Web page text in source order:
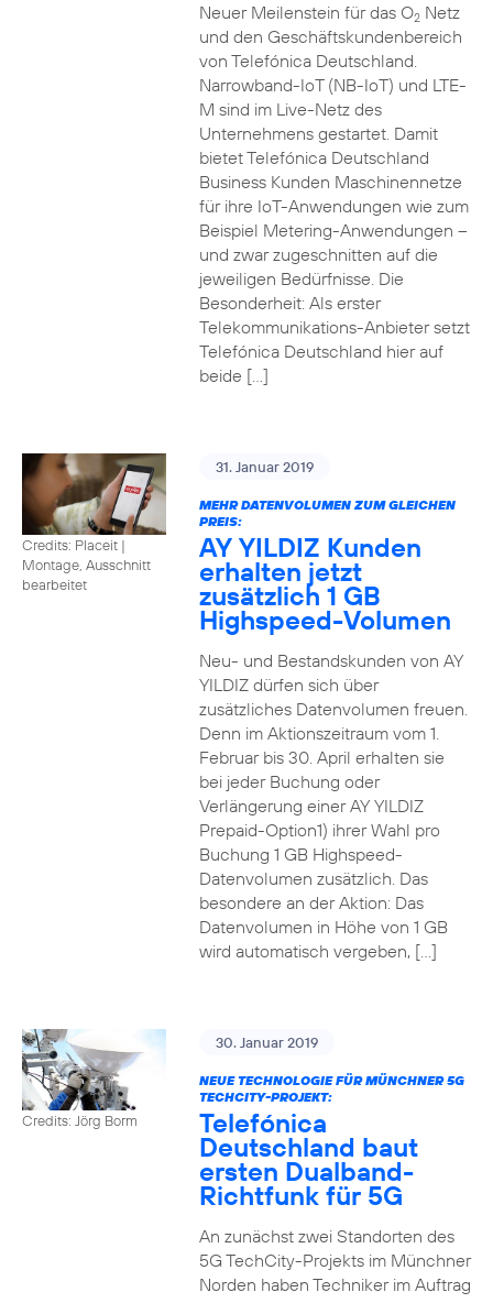
Neuer Meilenstein für das O2Netz
und den Geschäftskundenbereich
von Telefónica Deutschland.
Narrowband-IoT (NB-IoT) und LTE-
M sind im Live-Netz des
Unternehmens gestartet. Damit
bietet Telefónica Deutschland
Business Kunden Maschinennetze
für ihre IoT-Anwendungen wie zum
Beispiel Metering-Anwendungen –
und zwar zugeschnitten auf die
jeweiligen Bedürfnisse. Die
Besonderheit: Als erster
Telekommunikations-Anbieter setzt
Telefónica Deutschland hier auf
beide […]
Credits: Placeit |
Montage, Ausschnitt
bearbeitet
31. Januar 2019
MEHR DATENVOLUMEN ZUM GLEICHEN
PREIS:
AY YILDIZ Kunden
erhalten jetzt
zusätzlich 1 GB
Highspeed-Volumen
Neu- und Bestandskunden von AY
YILDIZ dürfen sich über
zusätzliches Datenvolumen freuen.
Denn im Aktionszeitraum vom 1.
Februar bis 30. April erhalten sie
bei jeder Buchung oder
Verlängerung einer AY YILDIZ
Prepaid-Option1) ihrer Wahl pro
Buchung 1 GB Highspeed-
Datenvolumen zusätzlich. Das
besondere an der Aktion: Das
Datenvolumen in Höhe von 1 GB
wird automatisch vergeben, […]
Credits: Jörg Borm
30. Januar 2019
NEUE TECHNOLOGIE FÜR MÜNCHNER 5G
TECHCITY-PROJEKT:
Telefónica
Deutschland baut
ersten Dualband-
Richtfunk für 5G
An zunächst zwei Standorten des
5G TechCity-Projekts im Münchner
Norden haben Techniker im Auftrag